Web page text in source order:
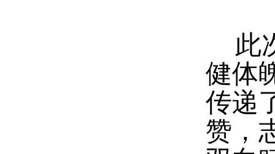
此
健体
传递
赞，